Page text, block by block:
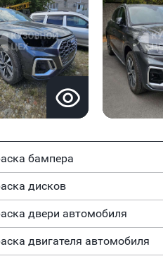
бампера
дисков
двери автомобиля
двигателя автомобиля